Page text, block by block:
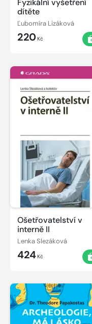
Fyzikální vyšetření
dítěte
Ľubomíra Lizáková
220Kč
Ošetřovatelství v
interně II
Lenka Slezáková
424Kč